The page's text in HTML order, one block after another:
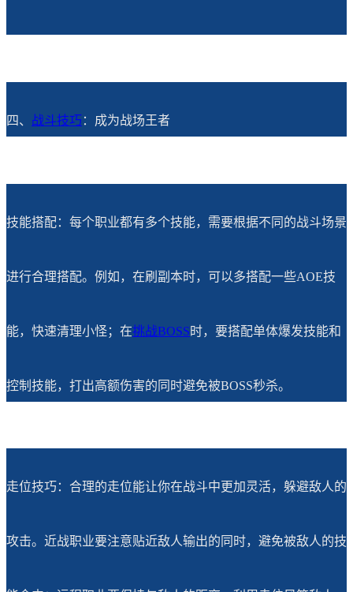
四、 战斗技巧 ：成为战场王者
技能搭配：每个职业都有多个技能，需要根据不同的战斗场景
进行合理搭配。例如，在刷副本时，可以多搭配一些AOE技
能，快速清理小怪；在挑战BOSS时，要搭配单体爆发技能和
控制技能，打出高额伤害的同时避免被BOSS秒杀。
走位技巧：合理的走位能让你在战斗中更加灵活，躲避敌人的
攻击。近战职业要注意贴近敌人输出的同时，避免被敌人的技